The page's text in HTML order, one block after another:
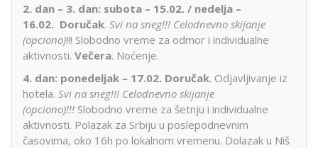
2. dan – 3. dan: subota – 15.02. / nedelja –
16.02. Doručak. Svi na sneg!!! Celodnevno skijanje
(opciono)!!! Slobodno vreme za odmor i individualne
aktivnosti. Večera. Noćenje.
4. dan: ponedeljak – 17.02. Doručak. Odjavljivanje iz
hotela. Svi na sneg!!! Celodnevno skijanje
(opciono)!!! Slobodno vreme za šetnju i individualne
aktivnosti. Polazak za Srbiju u poslepodnevnim
časovima, oko 16h po lokalnom vremenu. Dolazak u Niš